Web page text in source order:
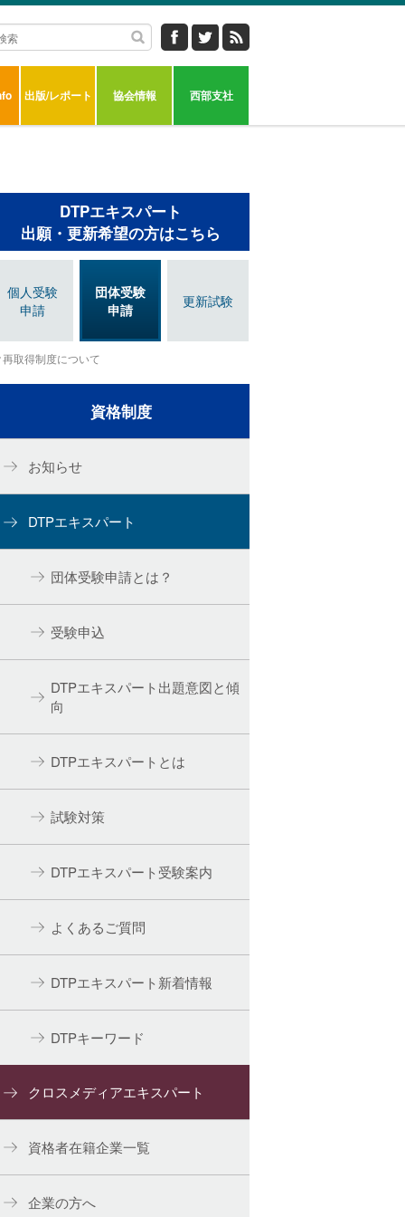
出版/レポート 協会情報 西部支社
DTPエキスパート
出願・更新希望の方はこちら
個人受験
申請
団体受験
申請
更新試験
再取得制度について
資格制度
お知らせ
DTPエキスパート
団体受験申請とは？
受験申込
DTPエキスパート出題意図と傾
向
DTPエキスパートとは
試験対策
DTPエキスパート受験案内
よくあるご質問
DTPエキスパート新着情報
DTPキーワード
クロスメディアエキスパート
資格者在籍企業一覧
企業の方へ